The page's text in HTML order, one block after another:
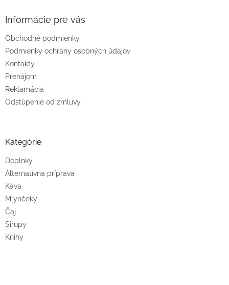
Informácie pre vás
Obchodné podmienky
Podmienky ochrany osobných údajov
Kontakty
Prenájom
Reklamácia
Odstúpenie od zmluvy
Kategórie
Doplnky
Alternatívna príprava
Káva
Mlynčeky
Čaj
Sirupy
Knihy